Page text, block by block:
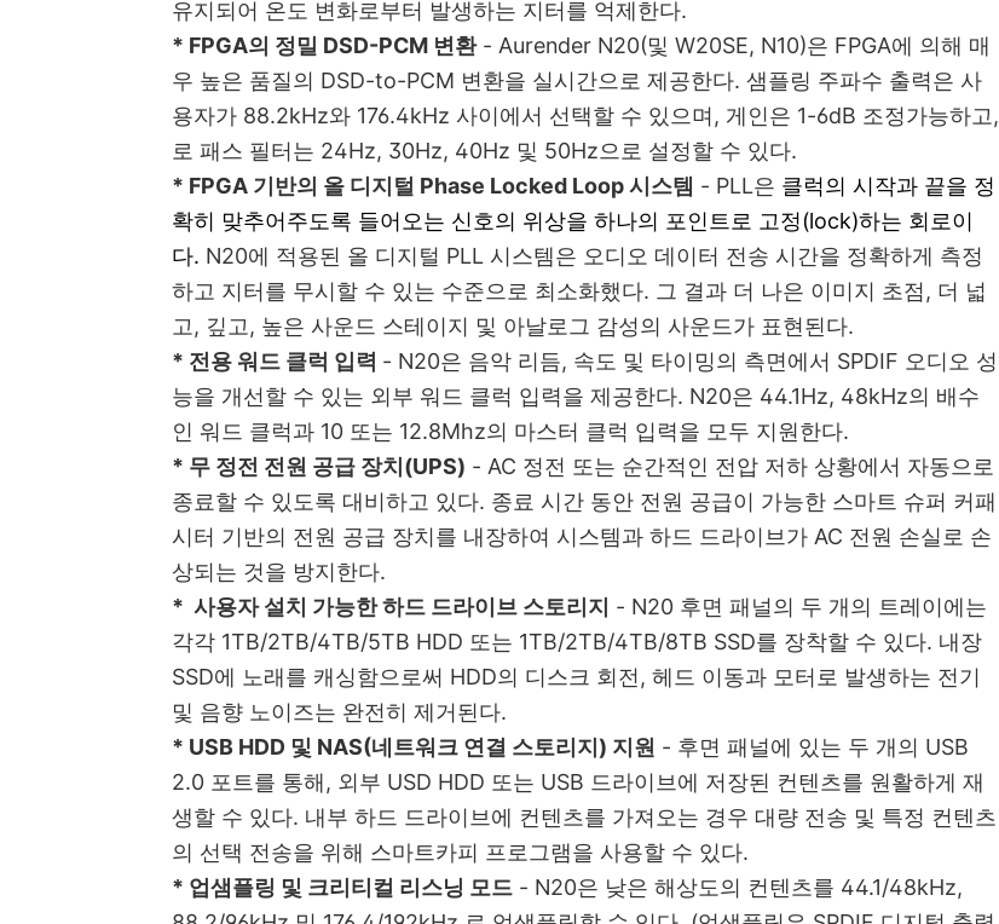
유지되어 온도 변화로부터 발생하는 지터를 억제한다.
* FPGA의 정밀 DSD-PCM 변환- Aurender N20(및 W20SE, N10)은 FPGA에 의해 매
우 높은 품질의 DSD-to-PCM 변환을 실시간으로 제공한다. 샘플링 주파수 출력은 사
용자가 88.2kHz와 176.4kHz 사이에서 선택할 수 있으며, 게인은 1-6dB 조정가능하고,
로 패스 필터는 24Hz, 30Hz, 40Hz 및 50Hz으로 설정할 수 있다.
* FPGA 기반의 올 디지털 Phase Locked Loop 시스템 - PLL은 클럭의 시작과 끝을 정
확히 맞추어주도록 들어오는 신호의 위상을 하나의 포인트로 고정(lock)하는 회로이
다. N20에 적용된 올 디지털 PLL 시스템은 오디오 데이터 전송 시간을 정확하게 측정
하고 지터를 무시할 수 있는 수준으로 최소화했다. 그 결과 더 나은 이미지 초점, 더 넓
고, 깊고, 높은 사운드 스테이지 및 아날로그 감성의 사운드가 표현된다.
* 전용 워드 클럭 입력 - N20은 음악 리듬, 속도 및 타이밍의 측면에서 SPDIF 오디오 성
능을 개선할 수 있는 외부 워드 클럭 입력을 제공한다. N20은 44.1Hz, 48kHz의 배수
인 워드 클럭과 10 또는 12.8Mhz의 마스터 클럭 입력을 모두 지원한다.
* 무 정전 전원 공급 장치(UPS) - AC 정전 또는 순간적인 전압 저하 상황에서 자동으로
종료할 수 있도록 대비하고 있다. 종료 시간 동안 전원 공급이 가능한 스마트 슈퍼 커패
시터 기반의 전원 공급 장치를 내장하여 시스템과 하드 드라이브가 AC 전원 손실로 손
상되는 것을 방지한다.
* 사용자 설치 가능한 하드 드라이브 스토리지 - N20 후면 패널의 두 개의 트레이에는
각각 1TB/2TB/4TB/5TB HDD 또는 1TB/2TB/4TB/8TB SSD를 장착할 수 있다. 내장
SSD에 노래를 캐싱함으로써 HDD의 디스크 회전, 헤드 이동과 모터로 발생하는 전기
및 음향 노이즈는 완전히 제거된다.
* USB HDD 및 NAS(네트워크 연결 스토리지) 지원 - 후면 패널에 있는 두 개의 USB
2.0 포트를 통해, 외부 USD HDD 또는 USB 드라이브에 저장된 컨텐츠를 원활하게 재
생할 수 있다. 내부 하드 드라이브에 컨텐츠를 가져오는 경우 대량 전송 및 특정 컨텐츠
의 선택 전송을 위해 스마트카피 프로그램을 사용할 수 있다.
* 업샘플링 및 크리티컬 리스닝 모드 - N20은 낮은 해상도의 컨텐츠를 44.1/48kHz,